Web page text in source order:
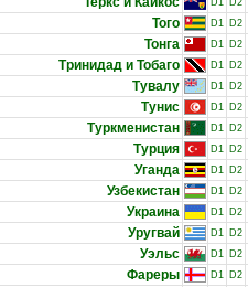
D1 D2
Того D1 D2
Тонга D1 D2
Тринидад и Тобаго D1 D2
Тувалу D1 D2
Тунис D1 D2
Туркменистан D1 D2
Турция D1 D2
Уганда D1 D2
Узбекистан D1 D2
Украина D1 D2
Уругвай D1 D2
Уэльс D1 D2
Фареры D1 D2